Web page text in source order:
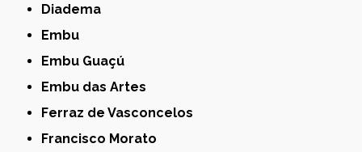
Diadema
Embu
Embu Guaçú
Embu das Artes
Ferraz de Vasconcelos
Francisco Morato